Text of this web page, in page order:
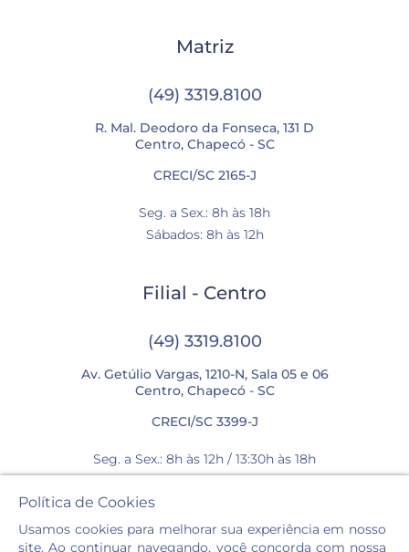
Matriz
(49) 3319.8100
R. Mal. Deodoro da Fonseca, 131 D
Centro, Chapecó - SC
CRECI/SC 2165-J
Seg. a Sex.: 8h às 18h
Sábados: 8h às 12h
Filial - Centro
(49) 3319.8100
Av. Getúlio Vargas, 1210-N, Sala 05 e 06
Centro, Chapecó - SC
CRECI/SC 3399-J
Seg. a Sex.: 8h às 12h / 13:30h às 18h
Sábados: 8h às 12h
Política de Cookies
Usamos cookies para melhorar sua experiência em nosso
site. Ao continuar navegando, você concorda com nossa